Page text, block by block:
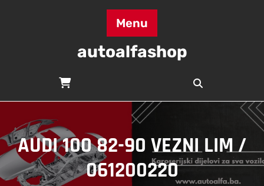
Menu
autoalfashop
AUDI 100 82-90 VEZNI LIM /
061200220